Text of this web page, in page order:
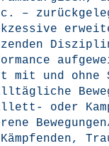
–
und ohne
oder